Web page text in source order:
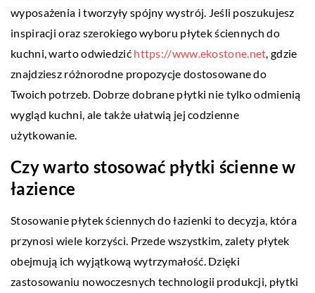
wyposażenia i tworzyły spójny wystrój. Jeśli poszukujesz
inspiracji oraz szerokiego wyboru płytek ściennych do
kuchni, warto odwiedzić https://www.ekostone.net, gdzie
znajdziesz różnorodne propozycje dostosowane do
Twoich potrzeb. Dobrze dobrane płytki nie tylko odmienią
wygląd kuchni, ale także ułatwią jej codzienne
użytkowanie.
Czy warto stosować płytki ścienne w
łazience
Stosowanie płytek ściennych do łazienki to decyzja, która
przynosi wiele korzyści. Przede wszystkim, zalety płytek
obejmują ich wyjątkową wytrzymałość. Dzięki
zastosowaniu nowoczesnych technologii produkcji, płytki